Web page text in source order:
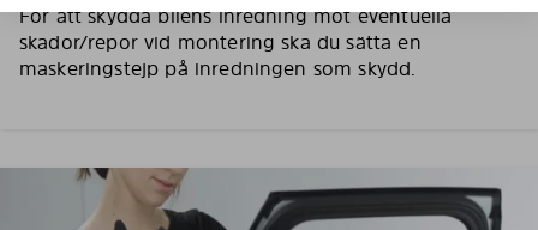
För att skydda bilens inredning mot eventuella
skador/repor vid montering ska du sätta en
maskeringstejp på inredningen som skydd.